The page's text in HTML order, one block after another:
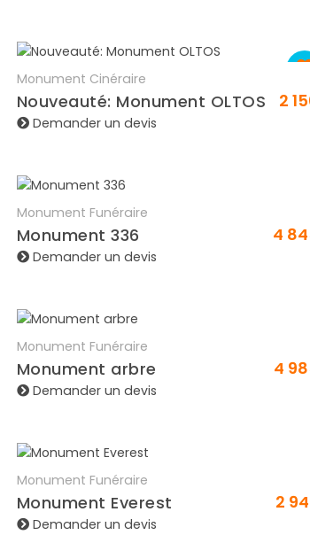
En savoir plus
Monument Cinéraire
Nouveauté: Monument OLTOS
Demander un devis
2
En savoir plus
Monument Funéraire
Monument 336
Demander un devis
4
En savoir plus
Monument Funéraire
Monument arbre
Demander un devis
4
En savoir plus
Monument Funéraire
Monument Everest
Demander un devis
2